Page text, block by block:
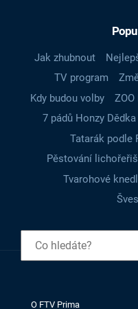
Jak zhubnout
TV program
Kdy budou volby
7 pádů Honzy Dědka
Tatarák podle
Pěstování
Tvarohové
O FTV Prima